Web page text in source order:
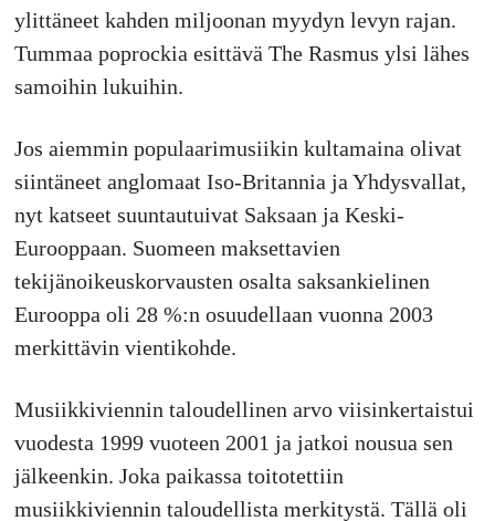
ylittäneet kahden miljoonan myydyn levyn rajan.
Tummaa poprockia esittävä The Rasmus ylsi lähes
samoihin lukuihin.
Jos aiemmin populaarimusiikin kultamaina olivat
siintäneet anglomaat Iso-Britannia ja Yhdysvallat,
nyt katseet suuntautuivat Saksaan ja Keski-
Eurooppaan. Suomeen maksettavien
tekijänoikeuskorvausten osalta saksankielinen
Eurooppa oli 28 %:n osuudellaan vuonna 2003
merkittävin vientikohde.
Musiikkiviennin taloudellinen arvo viisinkertaistui
vuodesta 1999 vuoteen 2001 ja jatkoi nousua sen
jälkeenkin. Joka paikassa toitotettiin
musiikkiviennin taloudellista merkitystä. Tällä oli